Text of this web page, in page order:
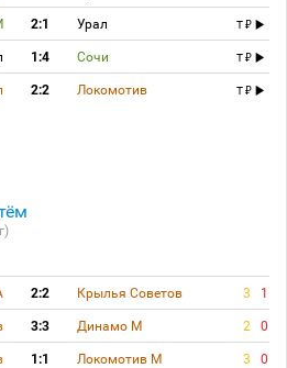
2:1 Урал
T
1:4 Сочи
T
2:2 Локомотив T
2:2 Крылья Советов 3 1
3:3 Динамо М 2 0
1:1 Локомотив М 3 0